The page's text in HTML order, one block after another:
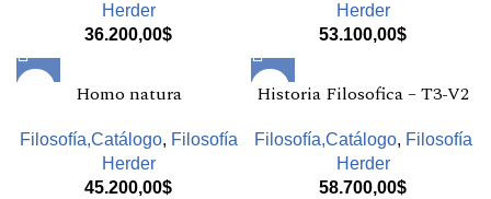
Herder
36.200,00$
Herder
53.100,00$
Homo natura
Filosofía,Catálogo, Filosofía
Herder
45.200,00$
Historia Filosofica – T3-V2
Filosofía,Catálogo, Filosofía
Herder
58.700,00$